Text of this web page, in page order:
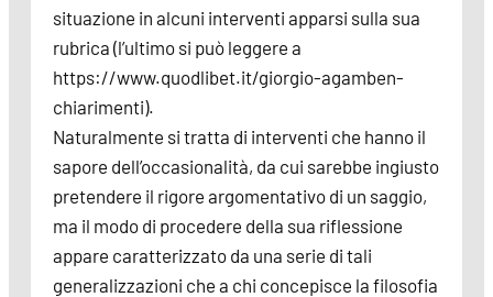
situazione in alcuni interventi apparsi sulla sua
rubrica (l’ultimo si può leggere a
https://www.quodlibet.it/giorgio-agamben-
chiarimenti).
Naturalmente si tratta di interventi che hanno il
sapore dell’occasionalità, da cui sarebbe ingiusto
pretendere il rigore argomentativo di un saggio,
ma il modo di procedere della sua riflessione
appare caratterizzato da una serie di tali
generalizzazioni che a chi concepisce la filosofia